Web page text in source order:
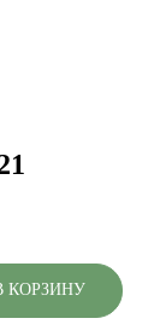
КОРЗИНУ